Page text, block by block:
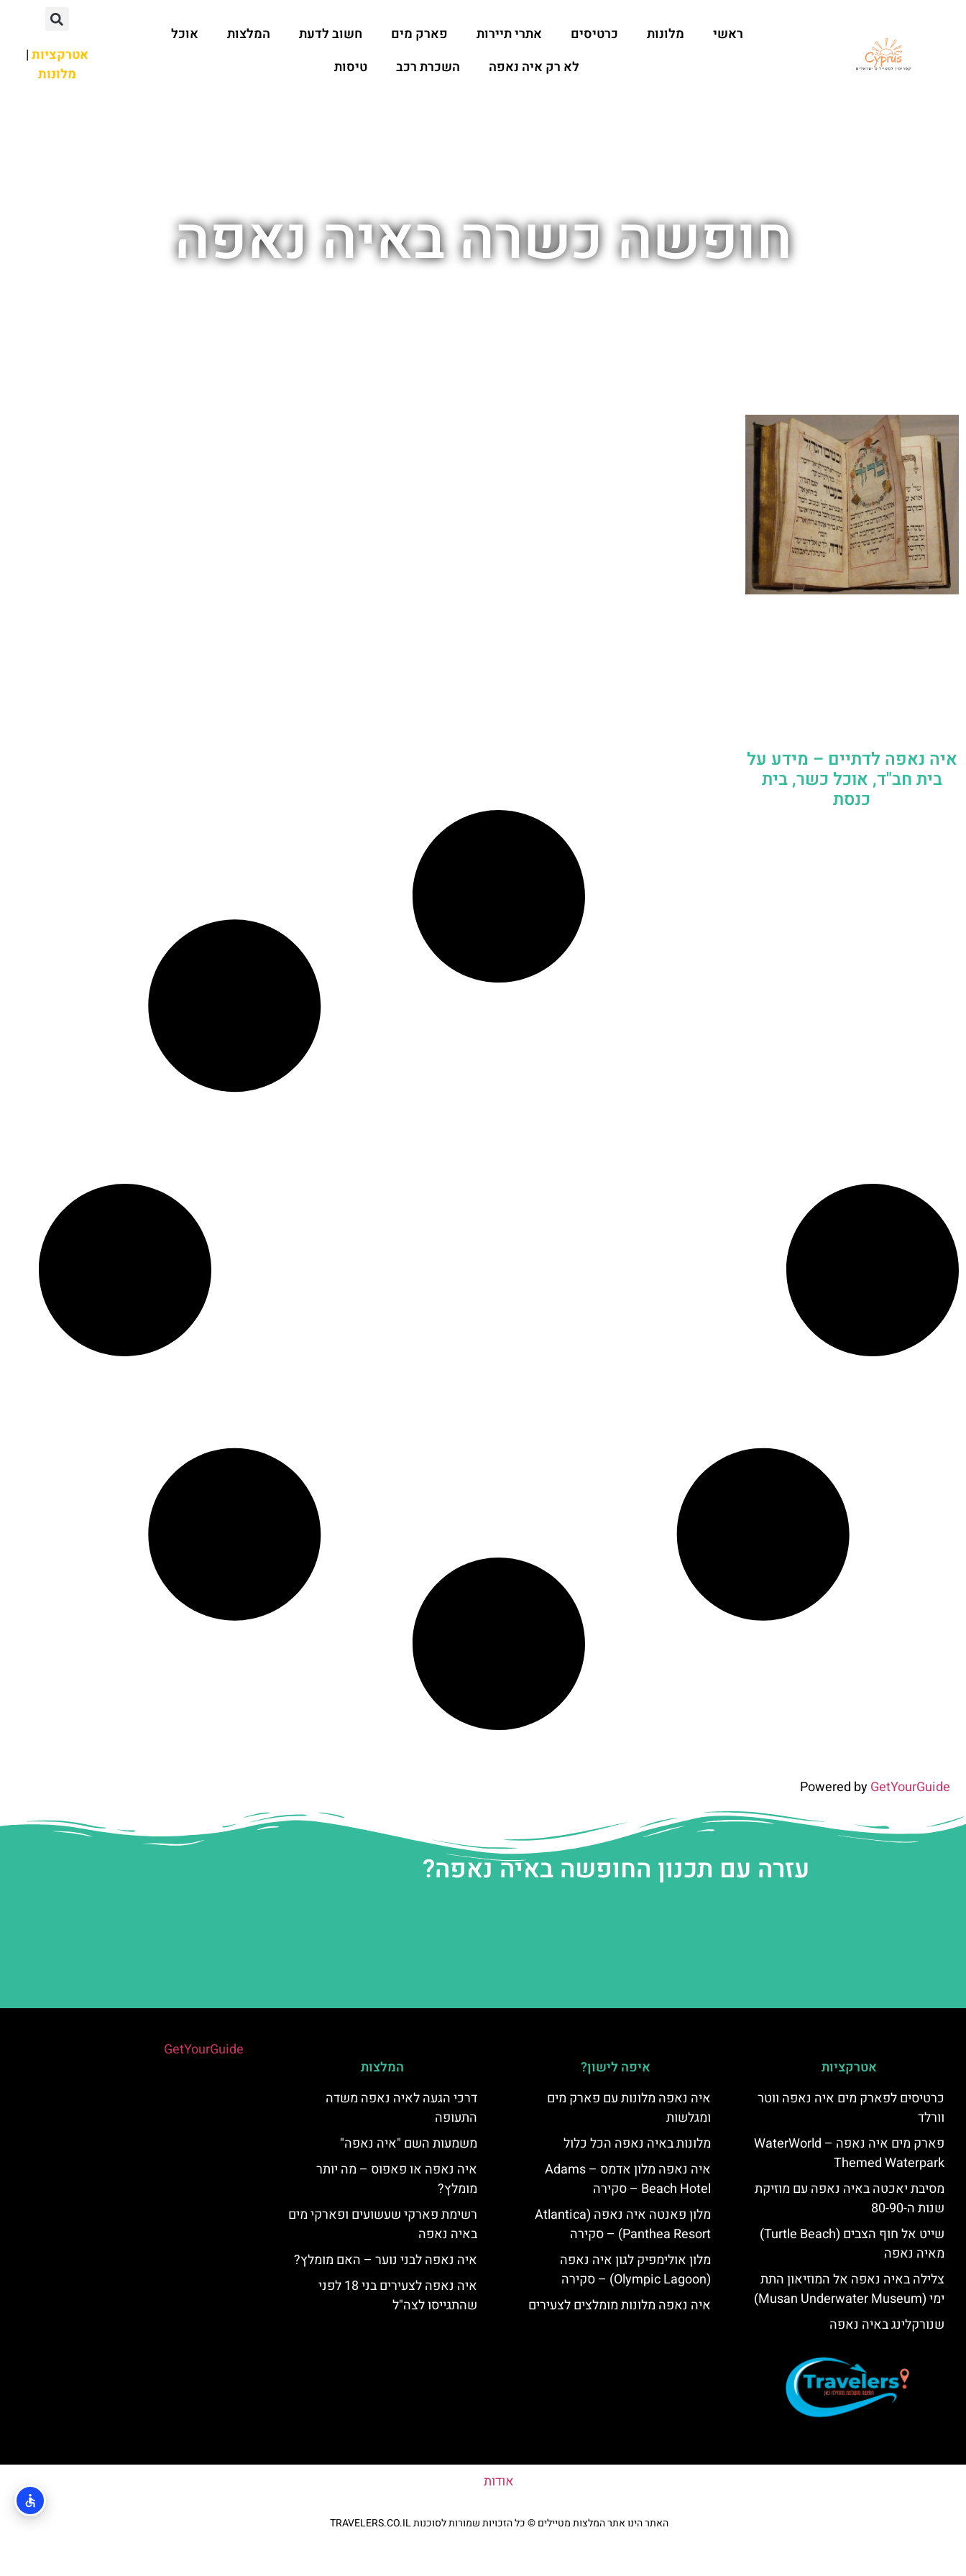
ראשי מלונות כרטיסים אתרי תיירות פארק מים חשוב לדעת המלצות
אוכל
לא רק איה נאפה
השכרת רכב טיסות
אטרקציות|
מלונות
חופשה כשרה באיה נאפה
איה נאפה לדתיים – מידע על
בית חב"ד, אוכל כשר, בית
כנסת
Powered byGetYourGuide
עזרה עם תכנון החופשה באיה נאפה?
אטרקציות
כרטיסים לפארק מים איה נאפה ווטר
וורלד
פארק מים איה נאפה – ‪‪WaterWorld
Themed Waterpark‬‬
מסיבת יאכטה באיה נאפה עם מוזיקת
שנות ה-80-90
שייט אל חוף הצבים (Turtle Beach)
מאיה נאפה
צלילה באיה נאפה אל המוזיאון התת
ימי (Musan Underwater Museum)
שנורקלינג באיה נאפה
איפה לישון?
איה נאפה מלונות עם פארק מים
ומגלשות
מלונות באיה נאפה הכל כלול
איה נאפה מלון אדמס – Adams
Beach Hotel – סקירה
מלון פאנטה איה נאפה (Atlantica
Panthea Resort) – סקירה
מלון אולימפיק לגון איה נאפה
(Olympic Lagoon) – סקירה
איה נאפה מלונות מומלצים לצעירים
המלצות
דרכי הגעה לאיה נאפה משדה
התעופה
משמעות השם "איה נאפה"
איה נאפה או פאפוס – מה יותר
מומלץ?
רשימת פארקי שעשועים ופארקי מים
באיה נאפה
איה נאפה לבני נוער – האם מומלץ?
איה נאפה לצעירים בני 18 לפני
שהתגייסו לצה"ל
GetYourGuide
אודות
האתר הינו אתר המלצות מטיילים © כל הזכויות שמורות לסוכנות TRAVELERS.CO.IL